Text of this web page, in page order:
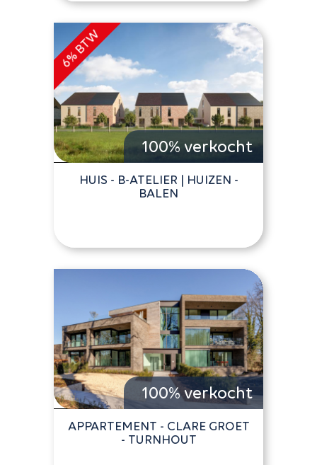
100% verkocht
HUIS - B-ATELIER | HUIZEN -
BALEN
100% verkocht
APPARTEMENT - CLARE GROET
- TURNHOUT